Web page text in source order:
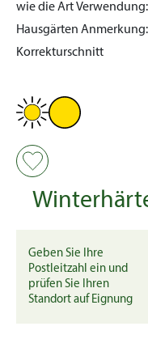
wie die ArtVerwendung:
Hausgärten Anmerkung:
Korrekturschnitt
Geben Sie Ihre
Postleitzahl ein und
prüfen Sie Ihren
Standort auf Eignung